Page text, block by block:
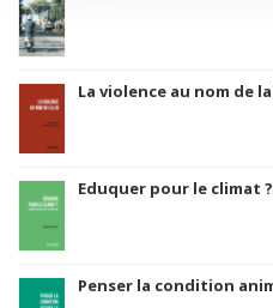
La violence au nom de
Eduquer pour le climat ?
Penser la condition